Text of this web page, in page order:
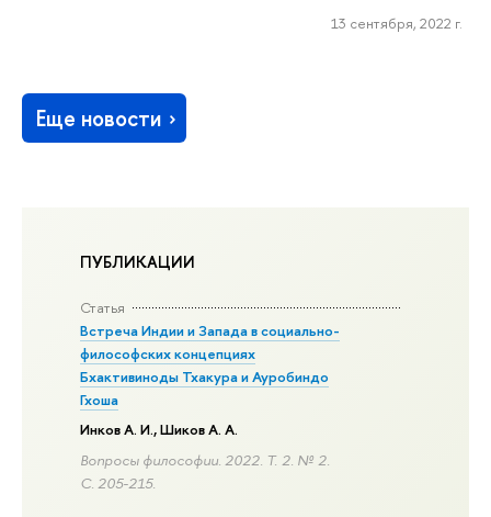
ПУБЛИКАЦИИ
Статья
Встреча Индии и Запада в социально-
философских концепциях
Бхактивиноды Тхакура и Ауробиндо
Гхоша
Инков А. И.,Шиков А. А.
Вопросы философии. 2022. Т. 2. № 2.
С. 205-215.
13 сентября, 2022 г.
Еще новости